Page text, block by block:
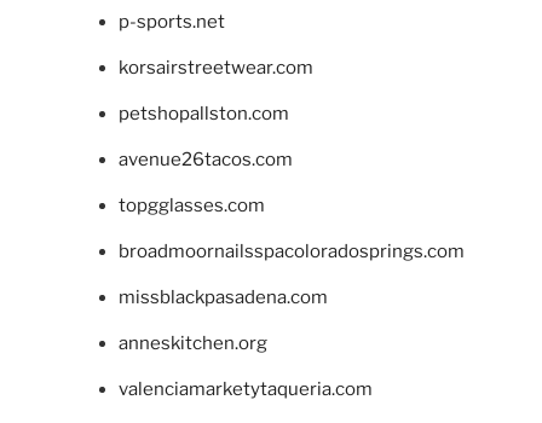
p-sports.net
korsairstreetwear.com
petshopallston.com
avenue26tacos.com
topgglasses.com
broadmoornailsspacoloradosprings.com
missblackpasadena.com
anneskitchen.org
valenciamarketytaqueria.com